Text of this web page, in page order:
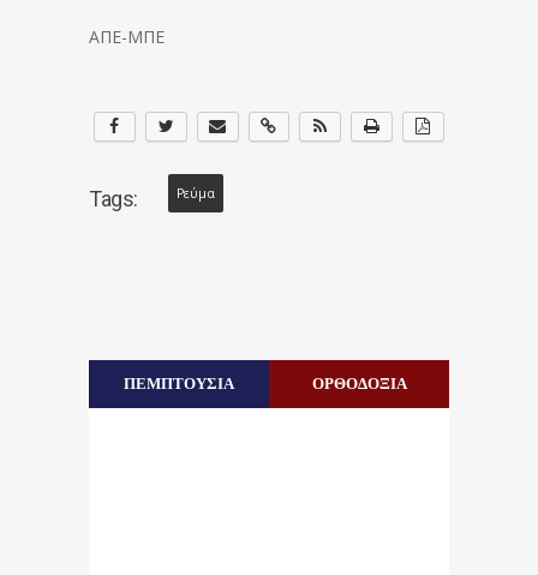
ΑΠΕ-ΜΠΕ
Tags: Ρεύμα
ΠΕΜΠΤΟΥΣΙΑ ΟΡΘΟΔΟΞΙΑ